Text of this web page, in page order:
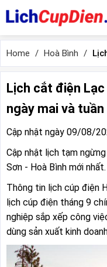
Home Hoà Bình
Lịch cắt điện
ngày mai và
Cập nhật ngày 09/08/
Cập nhật lịch tạm
Sơn - Hoà Bình mới nhất.
Thông tin lịch cúp điện
lịch cúp điện tháng 9
nghiệp sắp xếp công
dùng sản xuất kinh